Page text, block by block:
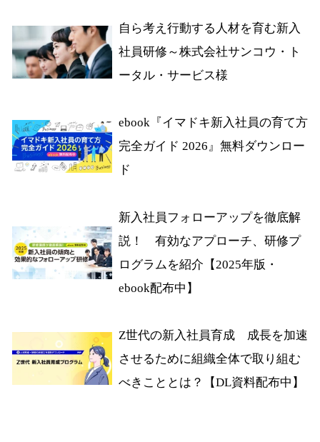
自ら考え行動する人材を育む新入
社員研修～株式会社サンコウ・ト
ータル・サービス様
ebook『イマドキ新入社員の育て方
完全ガイド 2026』無料ダウンロー
ド
新入社員フォローアップを徹底解
説！ 有効なアプローチ、研修プ
ログラムを紹介【2025年版・
ebook配布中】
Z世代の新入社員育成 成長を加速
させるために組織全体で取り組む
べきこととは？【DL資料配布中】